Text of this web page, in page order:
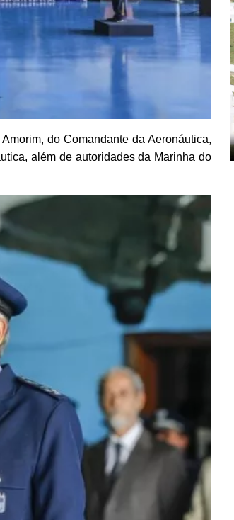
do Comandante da Aeronáutica,
além de autoridades da Marinha do